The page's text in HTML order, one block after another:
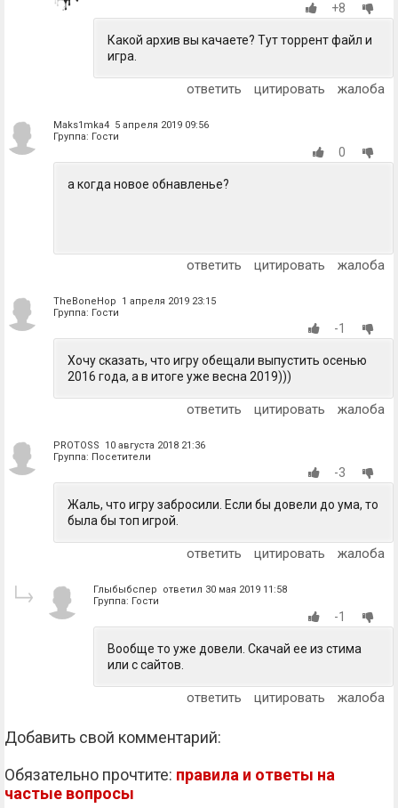
+8
Какой архив вы качаете? Тут торрент файл и
игра.
ответить цитировать жалоба
Maks1mka4 5 апреля 2019 09:56
Группа: Гости
0
а когда новое обнавленье?
ответить цитировать жалоба
TheBoneHop 1 апреля 2019 23:15
Группа: Гости
-1
Хочу сказать, что игру обещали выпустить осенью
2016 года, а в итоге уже весна 2019)))
ответить цитировать жалоба
PROTOSS 10 августа 2018 21:36
Группа: Посетители
-3
Жаль, что игру забросили. Если бы довели до ума, то
была бы топ игрой.
ответить цитировать жалоба
Глыбыбспер ответил 30 мая 2019 11:58
Группа: Гости
-1
Вообще то уже довели. Скачай ее из стима
или с сайтов.
ответить цитировать жалоба
Добавить свой комментарий:
Обязательно прочтите: правила и ответы на
частые вопросы